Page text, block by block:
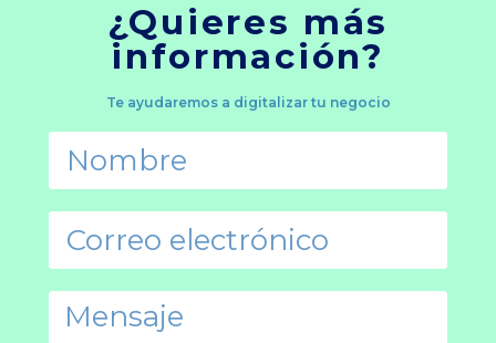
¿Quieres más
información?
Te ayudaremos a digitalizar tu negocio